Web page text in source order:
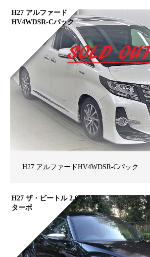
H27 アルファード
HV4WDSR-Cパック
H27 アルファードHV4WDSR-Cパック
H27 ザ・ビートル 2.0
ターボ